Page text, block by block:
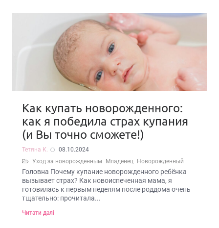
Как купать новорожденного:
как я победила страх купания
(и Вы точно сможете!)
Тетяна К.
08.10.2024
Уход за новорожденным
Младенец Новорожденный
Головна Почему купание новорожденного ребёнка
вызывает страх? Как новоиспеченная мама, я
готовилась к первым неделям после роддома очень
тщательно: прочитала...
Читати далі